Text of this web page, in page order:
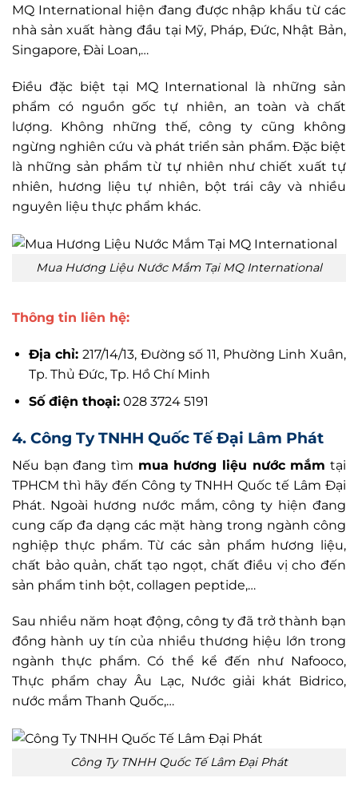
MQ International hiện đang được nhập khẩu từ các
nhà sản xuất hàng đầu tại Mỹ, Pháp, Đức, Nhật Bản,
Singapore, Đài Loan,…
Điều đặc biệt tại MQ International là những sản
phẩm có nguồn gốc tự nhiên, an toàn và chất
lượng. Không những thế, công ty cũng không
ngừng nghiên cứu và phát triển sản phẩm. Đặc biệt
là những sản phẩm từ tự nhiên như chiết xuất tự
nhiên, hương liệu tự nhiên, bột trái cây và nhiều
nguyên liệu thực phẩm khác.
Mua Hương Liệu Nước Mắm Tại MQ International
Thông tin liên hệ:
Địa chỉ: 217/14/13, Đường số 11, Phường Linh Xuân,
Tp. Thủ Đức, Tp. Hồ Chí Minh
Số điện thoại:028 3724 5191
4. Công Ty TNHH Quốc Tế Đại Lâm Phát
Nếu bạn đang tìm mua hương liệu nước mắm tại
TPHCM thì hãy đến Công ty TNHH Quốc tế Lâm Đại
Phát. Ngoài hương nước mắm, công ty hiện đang
cung cấp đa dạng các mặt hàng trong ngành công
nghiệp thực phẩm. Từ các sản phẩm hương liệu,
chất bảo quản, chất tạo ngọt, chất điều vị cho đến
sản phẩm tinh bột, collagen peptide,…
Sau nhiều năm hoạt động, công ty đã trở thành bạn
đồng hành uy tín của nhiều thương hiệu lớn trong
ngành thực phẩm. Có thể kể đến như Nafooco,
Thực phẩm chay Âu Lạc, Nước giải khát Bidrico,
nước mắm Thanh Quốc,…
Công Ty TNHH Quốc Tế Lâm Đại Phát